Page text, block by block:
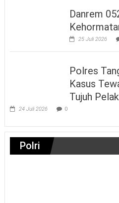
Danrem
25 Juli 2026
Polres
Kasus
Tujuh
24 Juli 2026 0
Polri